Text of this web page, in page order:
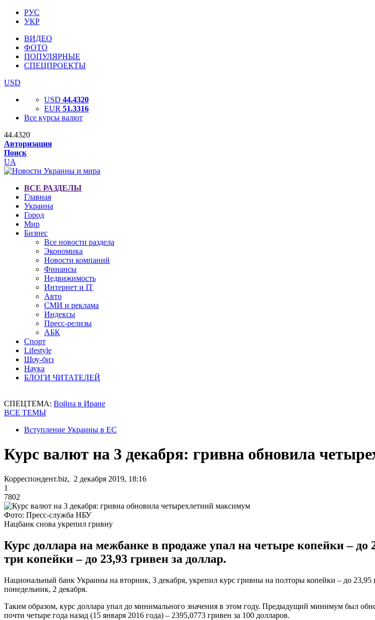
РУС
УКР
ВИДЕО
ФОТО
ПОПУЛЯРНЫЕ
СПЕЦПРОЕКТЫ
USD
USD 44.4320
EUR 51.3316
Все курсы валют
44.4320
Авторизация
Поиск
UA
ВСЕ РАЗДЕЛЫ
Главная
Украина
Город
Мир
Бизнес
Все новости раздела
Экономика
Новости компаний
Финансы
Недвижимость
Интернет и IT
Авто
СМИ и реклама
Индексы
Пресс-релизы
АБК
Спорт
Lifestyle
Шоу-биз
Наука
БЛОГИ ЧИТАТЕЛЕЙ
СПЕЦТЕМА: Война в Иране
ВСЕ ТЕМЫ
Вступление Украины в ЕС
Курс валют на 3 декабря: гривна обновила
Корреспондент.biz, 2 декабря 2019, 18:16
1
7802
Фото: Пресс-служба НБУ
Нацбанк снова укрепил гривну
Курс доллара на межбанке в продаже упал на четыре копейки – до
три копейки – до 23,93 гривен за доллар.
Национальный банк Украины на вторник, 3 декабря, укрепил курс гривны на полторы копейки – до 23,95
понедельник, 2 декабря.
Таким образом, курс доллара упал до минимального значения в этом году. Предыдущий минимум был
почти четыре года назад (15 января 2016 года) – 2395,0773 гривен за 100 долларов.